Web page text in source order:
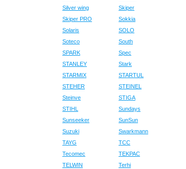
Silver wing
Skiper
Skiper PRO
Sokkia
Solaris
SOLO
Soteco
South
SPARK
Spec
STANLEY
Stark
STARMIX
STARTUL
STEHER
STEINEL
Steinve
STIGA
STIHL
Sundays
Sunseeker
SunSun
Suzuki
Swarkmann
TAYG
TCC
Tecomec
TEKPAC
TELWIN
Terhi